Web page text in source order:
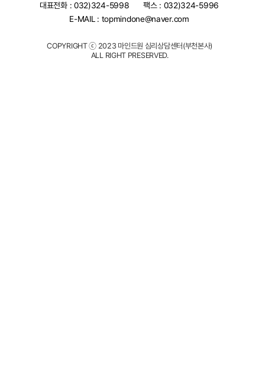
대표전화 : 032)324-5998
팩스 : 032)324-5996
E-MAIL : topmindone@naver.com
COPYRIGHT ⓒ 2023 마인드원 심리상담센터(부천본사)
ALL RIGHT PRESERVED.